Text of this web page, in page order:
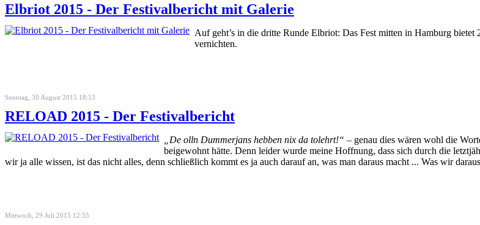
Elbriot 2015 - Der Festivalbericht mit Galerie
Auf geht’s in die dritte Runde Elbriot: Das Fest mitten in Hamburg
vernichten.
Sonntag, 30 August 2015 18:53
RELOAD 2015 - Der Festivalbericht
„De olln Dummerjans hebben nix da tolehrt!“ – genau dies wären wohl die
beigewohnt hätte. Denn leider wurde meine Hoffnung, dass sich durch die
wir ja alle wissen, ist das nicht alles, denn schließlich kommt es ja auch darauf an, was man daraus macht ... Was wir
Mittwoch, 29 Juli 2015 12:55